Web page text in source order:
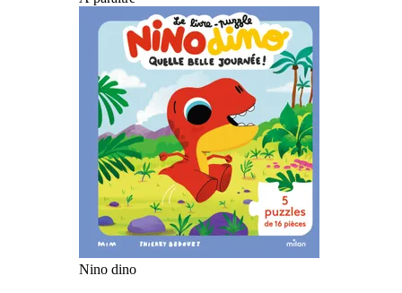
Nino dino